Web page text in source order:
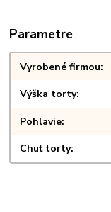
Parametre
Vyrobené firmou
Výška torty
Pohlavie
Chuť torty